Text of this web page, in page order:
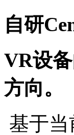
自研
VR设
方向。
基于